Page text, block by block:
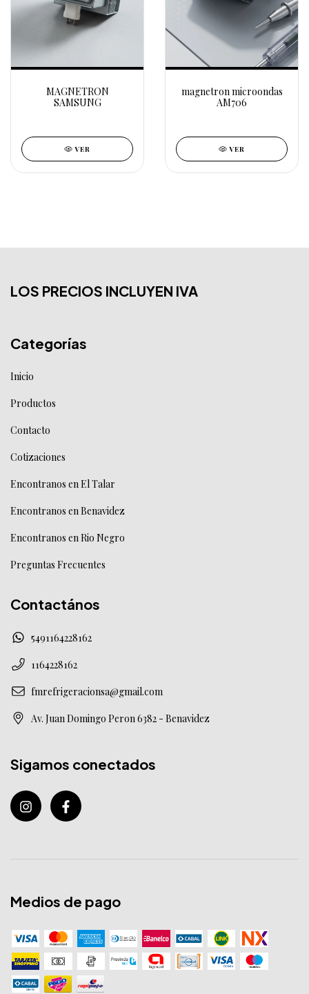
MAGNETRON
SAMSUNG
VER
magnetron microondas
AM706
VER
LOS PRECIOS INCLUYEN IVA
Categorías
Inicio
Productos
Contacto
Cotizaciones
Encontranos en El Talar
Encontranos en Benavidez
Encontranos en Rio Negro
Preguntas Frecuentes
Contactános
5491164228162
1164228162
fmrefrigeracionsa@gmail.com
Av. Juan Domingo Peron 6382 - Benavidez
Sigamos conectados
Medios de pago